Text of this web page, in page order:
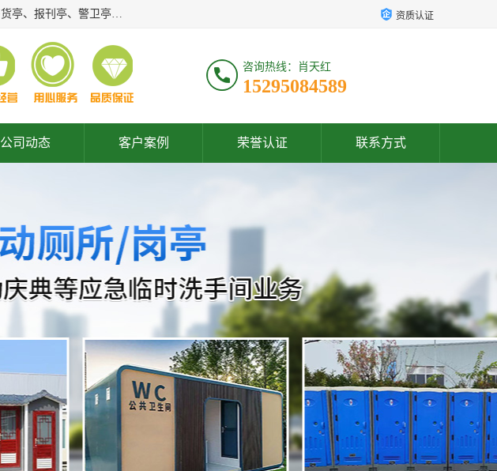
常州润隆环保科技有限公司是长期从事各类生态移动公厕制造的专业性实体企业，同时也生产制造各类售货亭、报刊亭、警卫亭等，我公司将尽全力为各用户在设计、制造、服务上提供快捷满意的全程服务，本公司愿与各用户携手共创辉煌业绩。主要产品：移动厕所;、生态厕所、 环保厕所、 流动厕所、商亭、岗亭、活动板房、移动厕所租赁等； 资质认证
咨询热线：肖天红
15295084589
公司动态 客户案例 荣誉认证 联系方式